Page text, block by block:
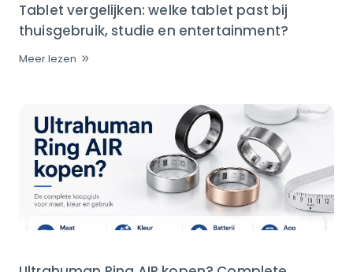
Tablet vergelijken: welke tablet past bij
thuisgebruik, studie en entertainment?
Meer lezen